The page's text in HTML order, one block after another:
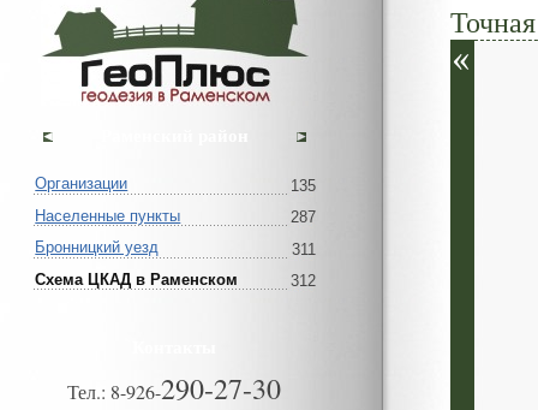
Организации
135
Населенные пункты
287
Бронницкий уезд
311
Схема ЦКАД в Раменском
312
Тел.: 8-926-290-27-30